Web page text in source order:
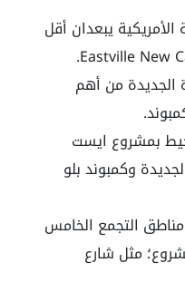
يبعدان أقل
الجديدة من أهم
بمشروع ايست
وكمبوند بلو
التجمع الخامس
مثل شارع